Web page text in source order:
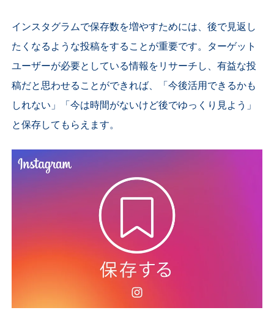
インスタグラムで保存数を増やすためには、後で見返し
たくなるような投稿をすることが重要です。ターゲット
ユーザーが必要としている情報をリサーチし、有益な投
稿だと思わせることができれば、「今後活用できるかも
しれない」「今は時間がないけど後でゆっくり見よう」
と保存してもらえます。